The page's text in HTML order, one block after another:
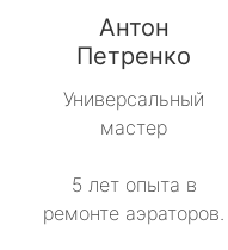
Антон
Петренко
Универсальный
мастер
5 лет опыта в
ремонте аэраторов.